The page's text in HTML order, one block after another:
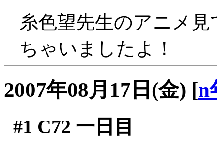
糸色望先生のアニメ
ちゃいましたよ！
2007年08月17日(金) [n
#1 C72 一日目